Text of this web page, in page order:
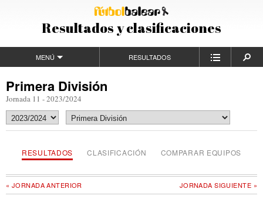
Resultados y clasificaciones
MENÚ RESULTADOS
Primera División
Jornada 11 - 2023/2024
RESULTADOS CLASIFICACIÓN COMPARAR EQUIPOS
JORNADA SIGUIENTE »
« JORNADA ANTERIOR